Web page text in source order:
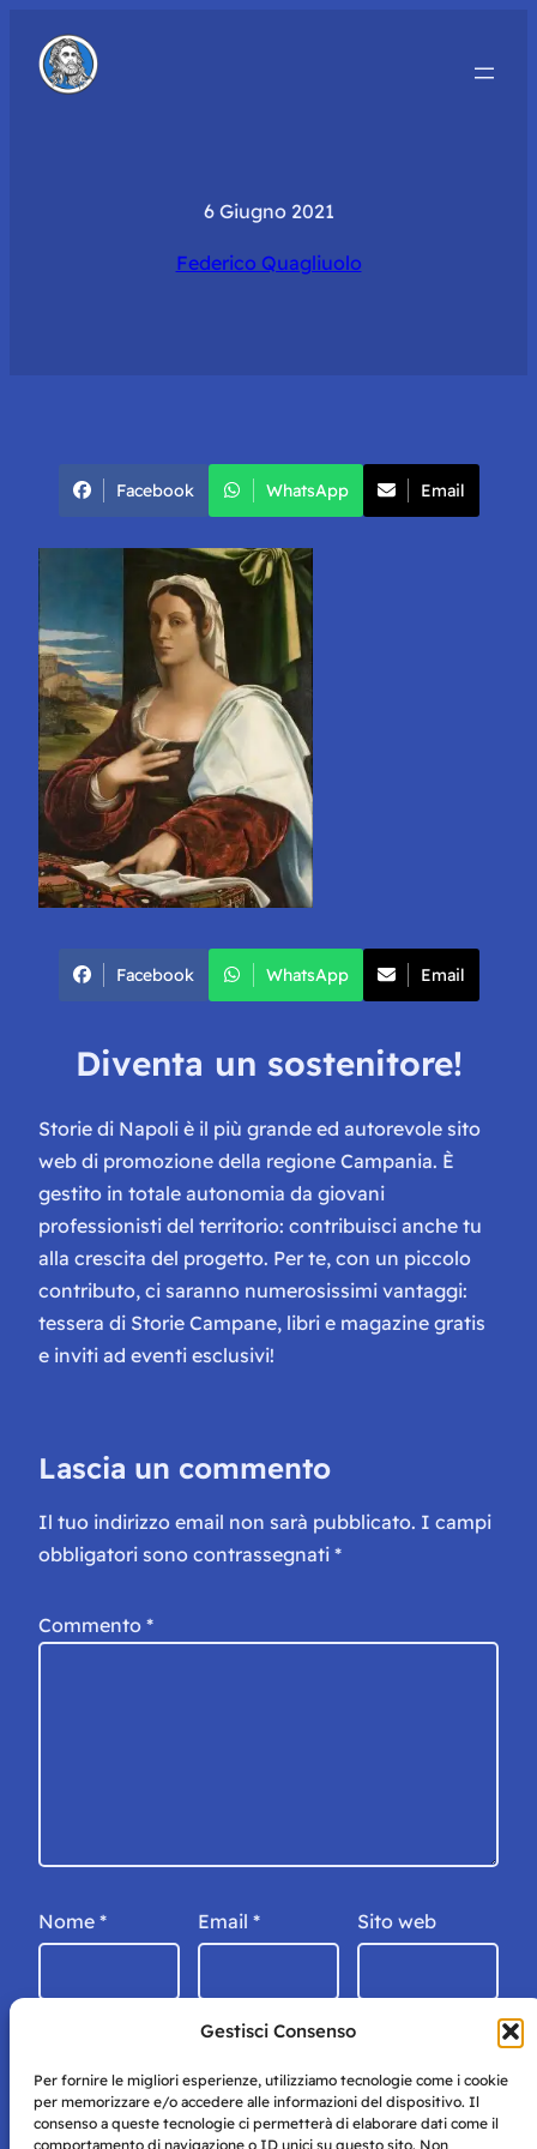
Gestisci Consenso
Per fornire le migliori esperienze, utilizziamo tecnologie come i cookie
per memorizzare e/o accedere alle informazioni del dispositivo. Il
consenso a queste tecnologie ci permetterà di elaborare dati come il
comportamento di navigazione o ID unici su questo sito. Non
6 Giugno 2021
Federico Quagliuolo
Facebook WhatsApp Email
Facebook WhatsApp Email
Diventa un sostenitore!
Storie di Napoli è il più grande ed autorevole sito
web di promozione della regione Campania. È
gestito in totale autonomia da giovani
professionisti del territorio: contribuisci anche tu
alla crescita del progetto. Per te, con un piccolo
contributo, ci saranno numerosissimi vantaggi:
tessera di Storie Campane, libri e magazine gratis
e inviti ad eventi esclusivi!
Lascia un commento
Il tuo indirizzo email non sarà pubblicato. I campi
obbligatori sono contrassegnati *
Commento *
Nome * Email * Sito web